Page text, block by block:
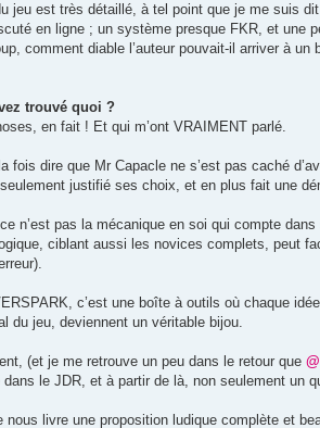
jeu est très détaillé, à tel point que je me suis
en ligne ; un système presque FKR, et une
comment diable l’auteur pouvait-il arriver à
trouvé quoi ?
en fait ! Et qui m’ont VRAIMENT parlé.
fois dire que Mr Capacle ne s’est pas caché
seulement justifié ses choix, et en plus fait une
n’est pas la mécanique en soi qui compte
ciblant aussi les novices complets, peut
c’est une boîte à outils où chaque
du jeu, deviennent un véritable bijou.
(et je me retrouve un peu dans le retour que
dans le JDR, et à partir de là, non seulement un
nous livre une proposition ludique complète et